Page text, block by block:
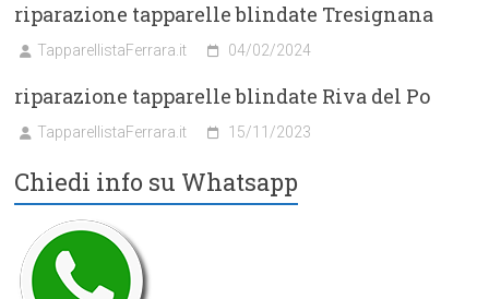
riparazione tapparelle blindate Tresignana
TapparellistaFerrara.it 04/02/2024
riparazione tapparelle blindate Riva del Po
TapparellistaFerrara.it 15/11/2023
Chiedi info su Whatsapp